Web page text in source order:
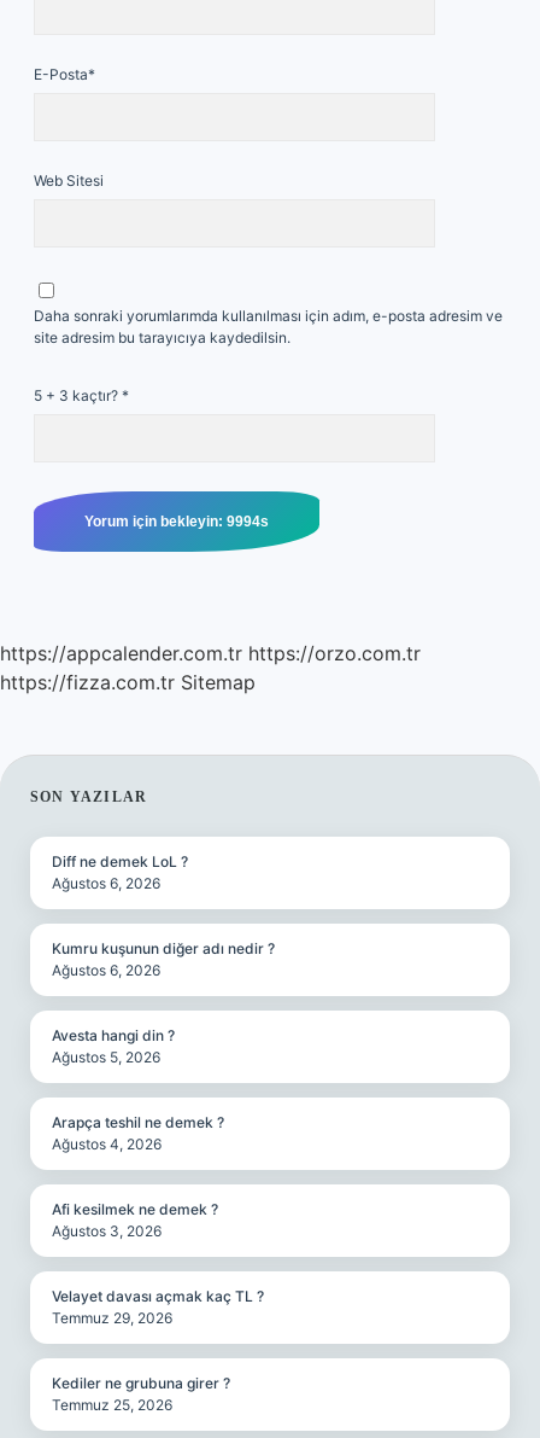
E-Posta*
Web Sitesi
Daha sonraki yorumlarımda kullanılması için adım, e-posta adresim ve
site adresim bu tarayıcıya kaydedilsin.
5 + 3 kaçtır? *
https://appcalender.com.tr https://orzo.com.tr
https://fizza.com.tr Sitemap
SIDEBAR
SON YAZILAR
Diff ne demek LoL ?
Ağustos 6, 2026
Kumru kuşunun diğer adı nedir ?
Ağustos 6, 2026
Avesta hangi din ?
Ağustos 5, 2026
Arapça teshil ne demek ?
Ağustos 4, 2026
Afi kesilmek ne demek ?
Ağustos 3, 2026
Velayet davası açmak kaç TL ?
Temmuz 29, 2026
Kediler ne grubuna girer ?
Temmuz 25, 2026